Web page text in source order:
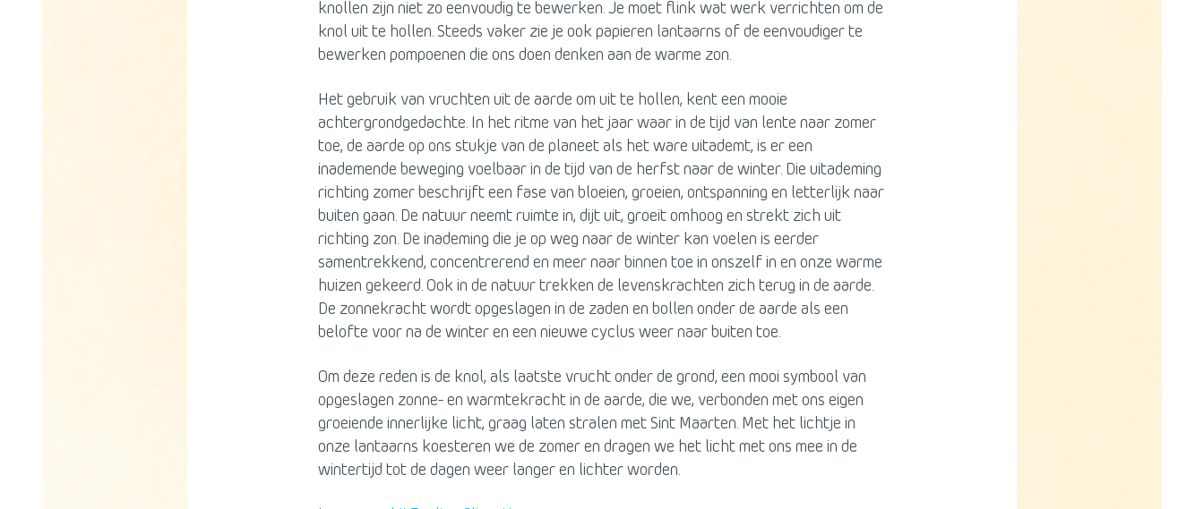
knollen zijn niet zo eenvoudig te bewerken. Je moet flink wat werk verrichten om de
knol uit te hollen. Steeds vaker zie je ook papieren lantaarns of de eenvoudiger te
bewerken pompoenen die ons doen denken aan de warme zon.
Het gebruik van vruchten uit de aarde om uit te hollen, kent een mooie
achtergrondgedachte. In het ritme van het jaar waar in de tijd van lente naar zomer
toe, de aarde op ons stukje van de planeet als het ware uitademt, is er een
inademende beweging voelbaar in de tijd van de herfst naar de winter. Die uitademing
richting zomer beschrijft een fase van bloeien, groeien, ontspanning en letterlijk naar
buiten gaan. De natuur neemt ruimte in, dijt uit, groeit omhoog en strekt zich uit
richting zon. De inademing die je op weg naar de winter kan voelen is eerder
samentrekkend, concentrerend en meer naar binnen toe in onszelf in en onze warme
huizen gekeerd. Ook in de natuur trekken de levenskrachten zich terug in de aarde.
De zonnekracht wordt opgeslagen in de zaden en bollen onder de aarde als een
belofte voor na de winter en een nieuwe cyclus weer naar buiten toe.
Om deze reden is de knol, als laatste vrucht onder de grond, een mooi symbool van
opgeslagen zonne- en warmtekracht in de aarde, die we, verbonden met ons eigen
groeiende innerlijke licht, graag laten stralen met Sint Maarten. Met het lichtje in
onze lantaarns koesteren we de zomer en dragen we het licht met ons mee in de
wintertijd tot de dagen weer langer en lichter worden.